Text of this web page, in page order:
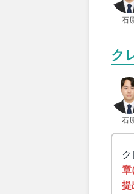
石
ク
石
章
提